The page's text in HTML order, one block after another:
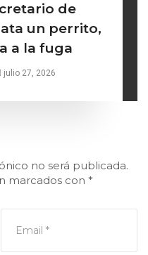
de
un perrito,
a la fuga
julio 27, 2026
no será publicada.
marcados con *